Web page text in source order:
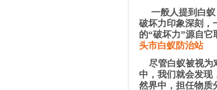
一般人提到白
破坏力印象深刻，
的“破坏力”源自
头市白蚁防治站
尽管白蚁被视为
中，我们就会发现
然界中，担任物质